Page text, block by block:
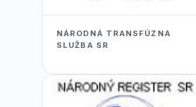
NÁRODNÁ TRANSFÚZNA
SLUŽBA SR